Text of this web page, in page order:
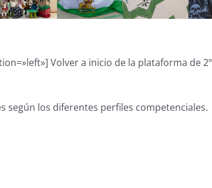
Volver a inicio de la plataforma de
según los diferentes perfiles competenciales.